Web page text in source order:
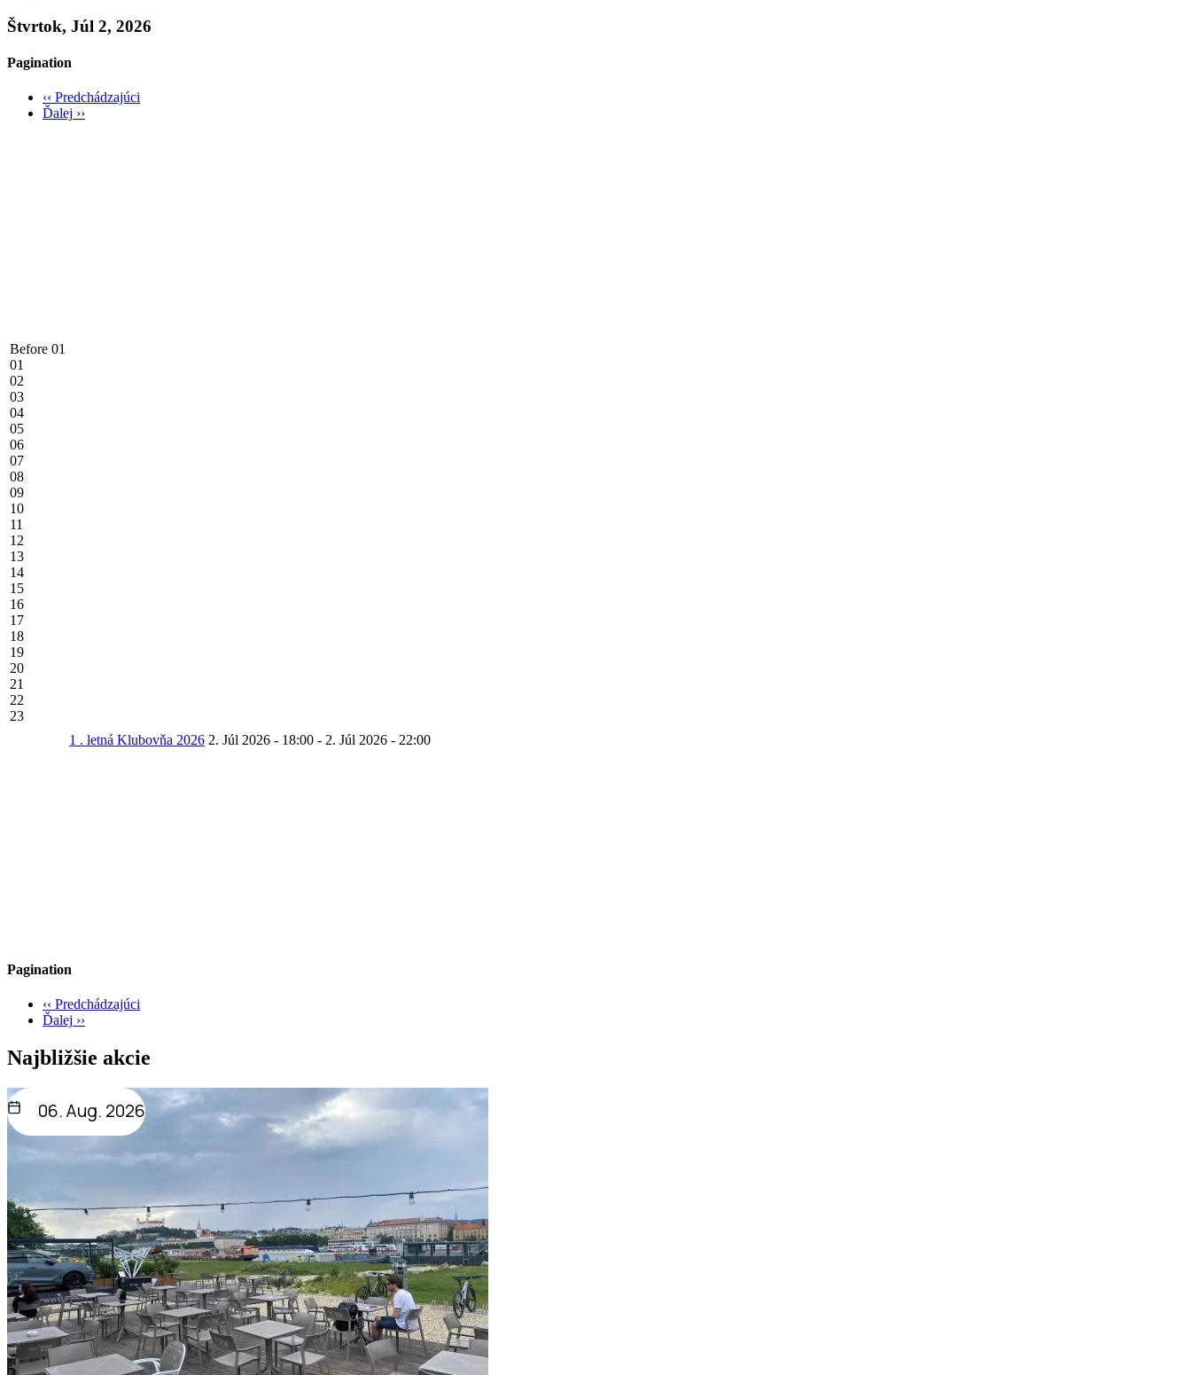
Štvrtok, Júl 2, 2026
Pagination
‹‹ Predchádzajúci
Ďalej ››
Before 01
01
02
03
04
05
06
07
08
09
10
11
12
13
14
15
16
17
18
19
20
21
22
23
1 . letná Klubovňa 2026 2. Júl 2026 - 18:00 - 2. Júl 2026 - 22:00
Pagination
‹‹ Predchádzajúci
Ďalej ››
Najbližšie akcie
06. Aug. 2026